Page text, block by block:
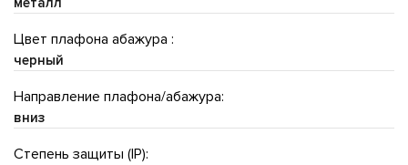
Цвет плафона абажура :
черный
Направление плафона/абажура:
вниз
Степень защиты (IP):